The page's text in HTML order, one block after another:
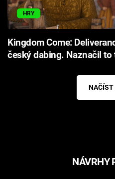
HRY
Kingdom Come:
český dabing. Naznačil to
NAČÍST
NÁVRHY